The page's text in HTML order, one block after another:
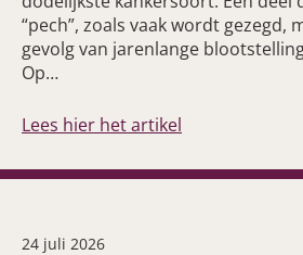
“pech”, zoals vaak wordt gezegd,
gevolg van jarenlange
Op…
Lees hier het artikel
24 juli 2026